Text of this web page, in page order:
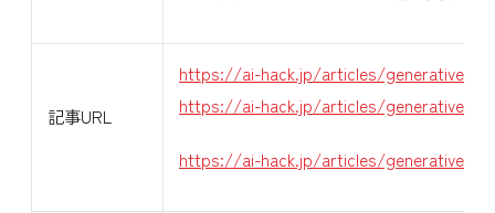
記事URL
https://ai-hack.jp/articles/generative-ai-
https://ai-hack.jp/articles/generative-ai-
https://ai-hack.jp/articles/generative-ai-